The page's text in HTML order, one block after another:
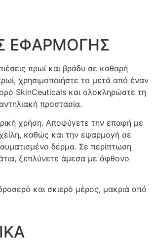
ΕΦΑΡΜΟΓΗΣ
πρωί και βράδυ σε καθαρή
χρησιμοποιήστε το μετά από έναν
ορό SkinCeuticals και ολοκληρώστε τη
προστασία.
χρήση. Αποφύγετε την επαφή με
καθώς και την εφαρμογή σε
δέρμα. Σε περίπτωση
ξεπλύνετε άμεσα με άφθονο
και σκιερό μέρος, μακριά από